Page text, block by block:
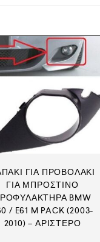
ΓΙΑ ΠΡΟΒΟΛΆΚΙ
ΓΙΑ ΜΠΡΟΣΤΙΝΌ
BMW
/ E61 M PACK (2003-
2010) – ΑΡΙΣΤΕΡΌ